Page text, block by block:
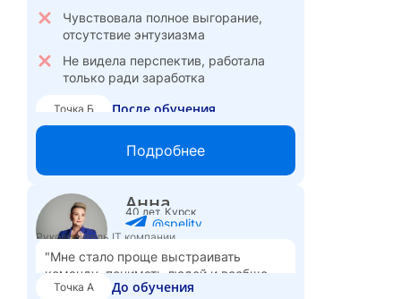
Чувствовала полное выгорание,
отсутствие энтузиазма
Не видела перспектив, работала
только ради заработка
Точка Б После обучения
кризисным психологом в частной
Доход вырос втрое
Внутреннее состояние улучшилось,
гораздо лучше чувствую себя и
физически
Стоимость сессии: 5 000₽
Подробнее
Анна
40 лет, Курск
@spelity
Руководитель IT компании
"Мне стало проще выстраивать
команду, понимать людей и вообще
груз с плеч упал."
Точка А До обучения